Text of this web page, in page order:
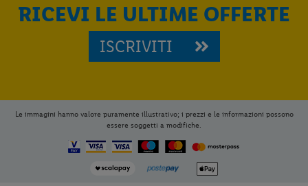
RICEVI LE ULTIME OFFERTE
ISCRIVITI
Le immagini hanno valore puramente illustrativo; i prezzi e le informazioni possono
essere soggetti a modifiche.